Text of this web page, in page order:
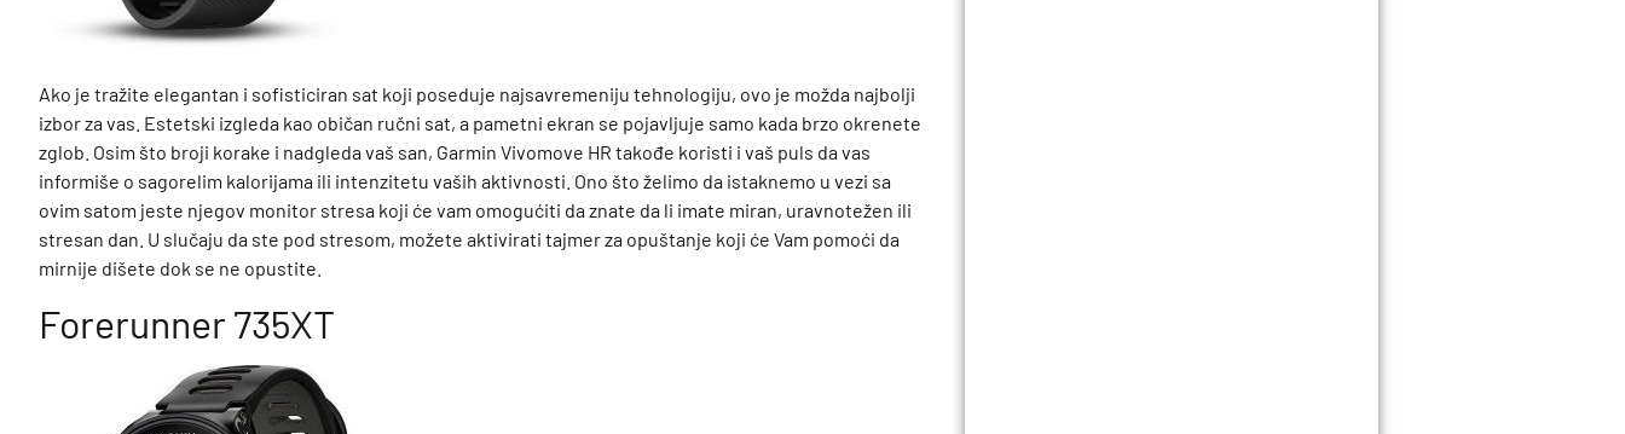
Ako je tražite elegantan i sofisticiran sat koji poseduje najsavremeniju tehnologiju, ovo je možda najbolji
izbor za vas. Estetski izgleda kao običan ručni sat, a pametni ekran se pojavljuje samo kada brzo okrenete
zglob. Osim što broji korake i nadgleda vaš san, Garmin Vivomove HR takođe koristi i vaš puls da vas
informiše o sagorelim kalorijama ili intenzitetu vaših aktivnosti. Ono što želimo da istaknemo u vezi sa
ovim satom jeste njegov monitor stresa koji će vam omogućiti da znate da li imate miran, uravnotežen ili
stresan dan. U slučaju da ste pod stresom, možete aktivirati tajmer za opuštanje koji će Vam pomoći da
mirnije dišete dok se ne opustite.
Forerunner 735XT